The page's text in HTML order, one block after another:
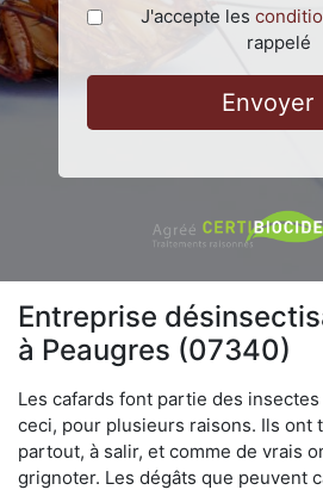
J'accepte les
rappelé
Envoyer
Entreprise
à Peaugres (07340)
Les cafards font partie des
ceci, pour plusieurs raisons. Ils ont
partout, à salir, et comme de vrais
grignoter. Les dégâts que peuvent